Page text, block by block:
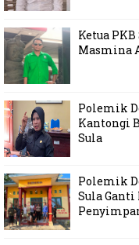
Ketua
Masmina
Polemik
Kantongi
Sula
Polemik
Sula Ganti